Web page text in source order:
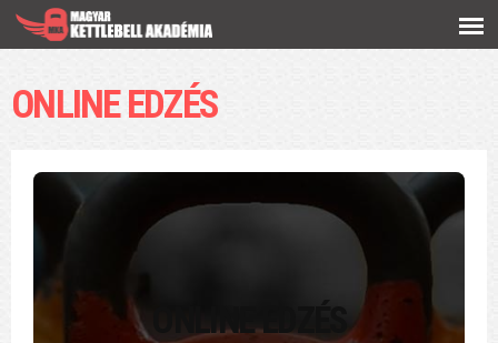
tartalomra
ONLINE EDZÉS
ONLINE EDZÉS